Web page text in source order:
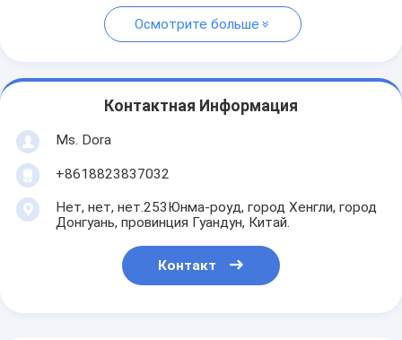
Осмотрите больше
Контактная Информация
Ms. Dora
+8618823837032
Нет, нет, нет.253Юнма-роуд, город Хенгли, город
Донгуань, провинция Гуандун, Китай.
Контакт